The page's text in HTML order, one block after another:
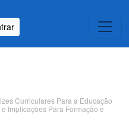
Curriculares Para a Educação
Implicações Para Formação e